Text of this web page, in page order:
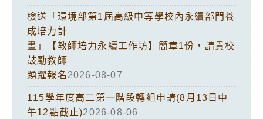
檢送「環境部第1屆高級中等學校內永續部門養
成培力計
畫」【教師培力永續工作坊】簡章1份，請貴校
鼓勵教師
踴躍報名2026-08-07
115學年度高二第一階段轉組申請(8月13日中
午12點截止)2026-08-06